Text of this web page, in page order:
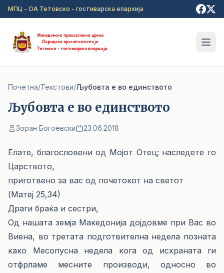
Прејди на главна содржина
МПЦ - ОА Тетовско - гостиварска епархија
Почетна/Текстови/Љубовта е во единството
Љубовта е во единството
Зоран Богоевски 23.06.2018
Елате, благословени од Мојот Отец; наследете го
Царството,
приготвено за вас од почетокот на светот
(Матеј 25,34)
Драги браќа и сестри,
Од нашата земја Македонија дојдовме при Вас во
Виена, во третата подготвителна недела позната
како Месопусна недела кога од исхраната ги
отфрламе месните производи, односно во